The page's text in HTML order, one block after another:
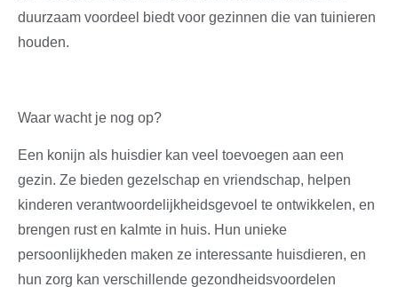
duurzaam voordeel biedt voor gezinnen die van tuinieren
houden.
Waar wacht je nog op?
Een konijn als huisdier kan veel toevoegen aan een
gezin. Ze bieden gezelschap en vriendschap, helpen
kinderen verantwoordelijkheidsgevoel te ontwikkelen, en
brengen rust en kalmte in huis. Hun unieke
persoonlijkheden maken ze interessante huisdieren, en
hun zorg kan verschillende gezondheidsvoordelen